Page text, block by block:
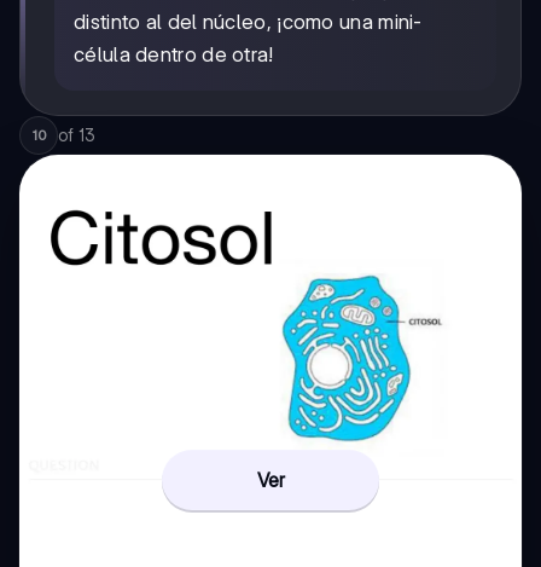
distinto al del núcleo, ¡como una mini-
célula dentro de otra!
10 of 13
Ver